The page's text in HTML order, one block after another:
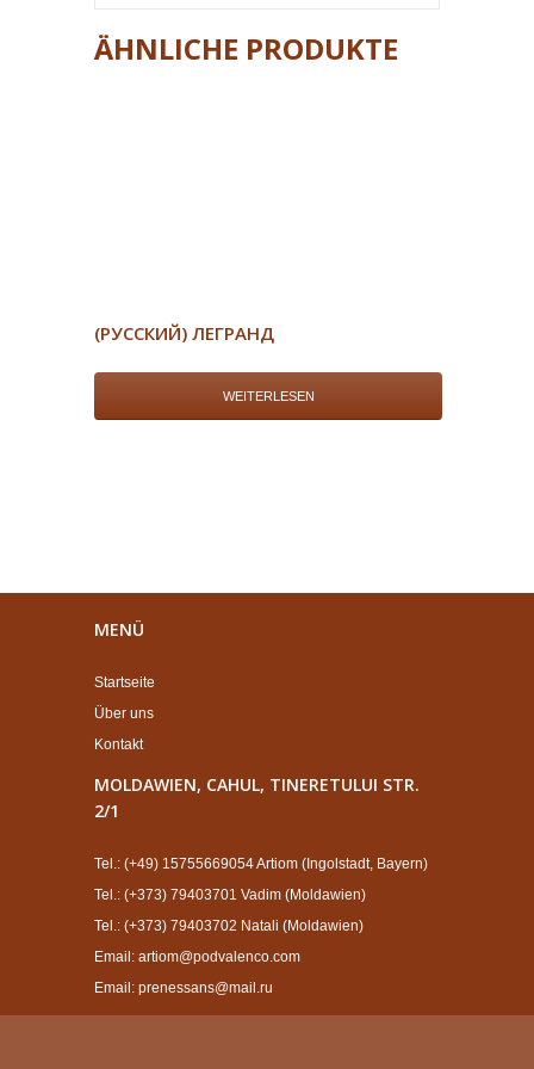
ÄHNLICHE PRODUKTE
(РУССКИЙ) ЛЕГРАНД
WEITERLESEN
MENÜ
Startseite
Über uns
Kontakt
MOLDAWIEN, CAHUL, TINERETULUI STR.
2/1
Tel.: (+49) 15755669054 Artiom (Ingolstadt, Bayern)
Tel.: (+373) 79403701 Vadim (Moldawien)
Tel.: (+373) 79403702 Natali (Moldawien)
Email: artiom@podvalenco.com
Email: prenessans@mail.ru